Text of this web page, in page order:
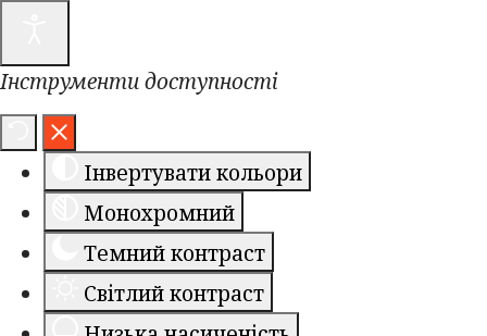
Інструменти доступності
Інвертувати кольори
Монохромний
Темний контраст
Світлий контраст